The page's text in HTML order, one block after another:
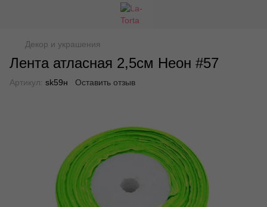
Декор и украшения
Лента атласная 2,5см Неон #57
Артикул: sk59н Оставить отзыв